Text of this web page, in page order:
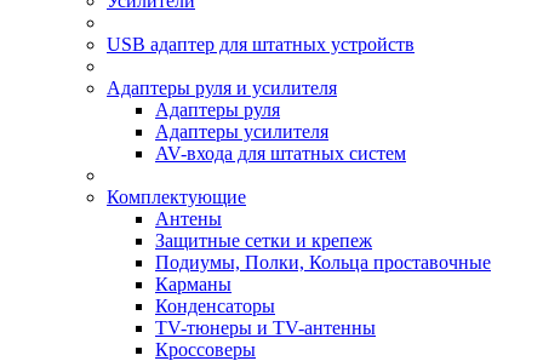
USB адаптер для штатных устройств
Адаптеры руля и усилителя
Адаптеры руля
Адаптеры усилителя
AV-входа для штатных систем
Комплектующие
Антены
Защитные сетки и крепеж
Подиумы, Полки, Кольца проставочные
Карманы
Конденсаторы
TV-тюнеры и TV-антенны
Кроссоверы